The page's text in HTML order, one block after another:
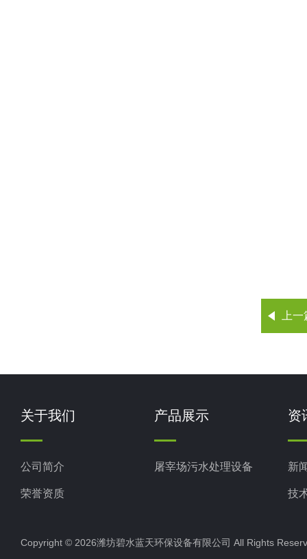
上
关于我们
公司简介
荣誉资质
产品展示
屠宰场污水处理设备
资
新
技
Copyright © 2026潍坊碧水蓝天环保设备有限公司 All Rights